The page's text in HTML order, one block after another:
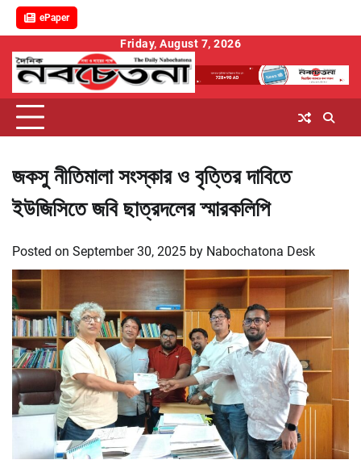
ePaper
content
Friday, August 7, 2026
জকসু নীতিমালা সংস্কার ও বৃত্তির দাবিতে
ইউজিসিতে জবি ছাত্রদলের স্মারকলিপি
Posted on September 30, 2025 by Nabochatona Desk